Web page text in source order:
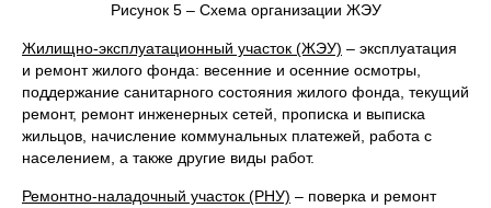
Рисунок 5 – Схема организации ЖЭУ
Жилищно-эксплуатационный участок (ЖЭУ) – эксплуатация
и ремонт жилого фонда: весенние и осенние осмотры,
поддержание санитарного состояния жилого фонда, текущий
ремонт, ремонт инженерных сетей, прописка и выписка
жильцов, начисление коммунальных платежей, работа с
населением, а также другие виды работ.
Ремонтно-наладочный участок (РНУ) – поверка и ремонт